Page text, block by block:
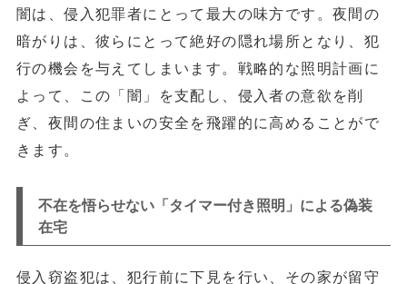
闇は、侵入犯罪者にとって最大の味方です。夜間の
暗がりは、彼らにとって絶好の隠れ場所となり、犯
行の機会を与えてしまいます。戦略的な照明計画に
よって、この「闇」を支配し、侵入者の意欲を削
ぎ、夜間の住まいの安全を飛躍的に高めることがで
きます。
不在を悟らせない「タイマー付き照明」による偽装
在宅
侵入窃盗犯は、犯行前に下見を行い、その家が留守